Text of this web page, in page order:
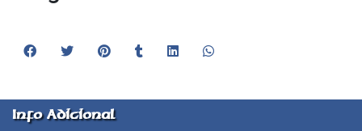
Info Adicional